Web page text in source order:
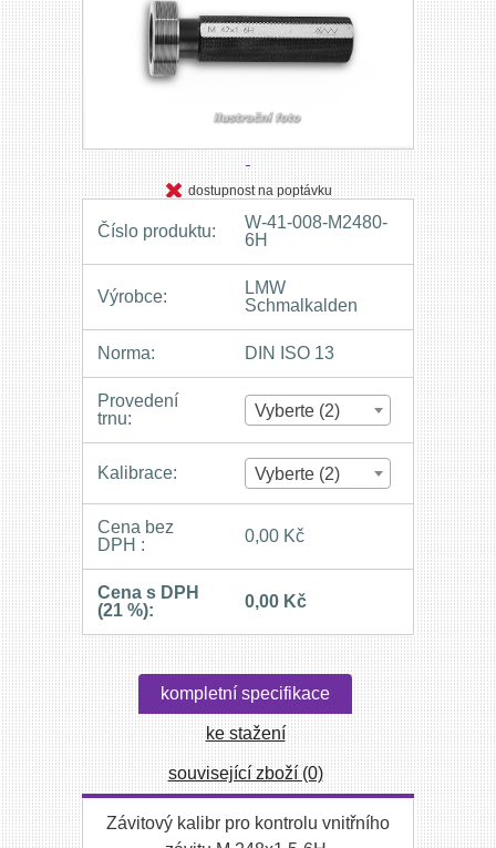
dostupnost na poptávku
Číslo produktu:
W-41-008-M2480-
6H
Výrobce:
LMW
Schmalkalden
Norma: DIN ISO 13
Provedení
trnu:
Vyberte (2)
Kalibrace: Vyberte (2)
Cena bez
DPH :
0,00 Kč
Cena s DPH
(21 %):
0,00 Kč
kompletní specifikace
ke stažení
související zboží (0)
Závitový kalibr pro kontrolu vnitřního